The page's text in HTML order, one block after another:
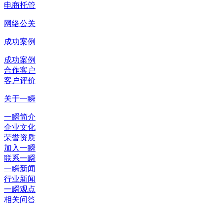
电商托管
网络公关
成功案例
成功案例
合作客户
客户评价
关于一瞬
一瞬简介
企业文化
荣誉资质
加入一瞬
联系一瞬
一瞬新闻
行业新闻
一瞬观点
相关问答